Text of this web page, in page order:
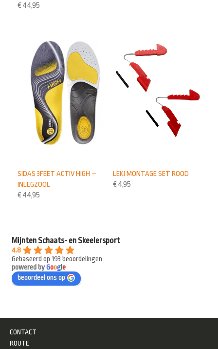
€ 44,95
LEKI MONTAGE SET ROOD
€ 4,95
SIDAS 3FEET ACTIV HIGH –
INLEGZOOL
€ 44,95
Mijnten Schaats- en Skeelersport
4.8
Gebaseerd op 193 beoordelingen
powered byGooge
beoordeel ons op
CONTACT
ROUTE